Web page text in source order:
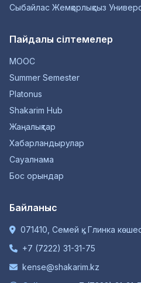
Сыбайлас Жемқорлықсыз
Пайдалы сілтемелер
MOOC
Summer Semester
Platonus
Shakarim Hub
Жаңалықтар
Хабарландырулар
Сауалнама
Бос орындар
Байланыс
071410, Семей қ., Глинка
+7 (7222) 31-31-75
kense@shakarim.kz